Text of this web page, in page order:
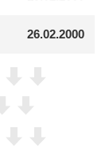
26.02.2000